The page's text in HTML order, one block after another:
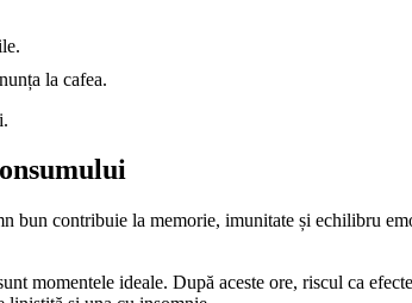
la cafea.
bun contribuie la memorie, imunitate și echilibru
momentele ideale. După aceste ore, riscul ca